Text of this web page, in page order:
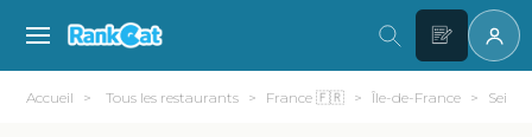
Accueil Tous les restaurants France 🇫🇷 Île-de-France